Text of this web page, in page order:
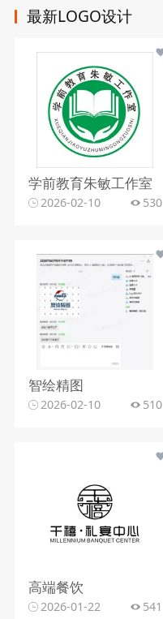
最新LOGO设计
学前教育朱敏工作室
2026-02-10 530
智绘精图
2026-02-10 510
高端餐饮
2026-01-22 541